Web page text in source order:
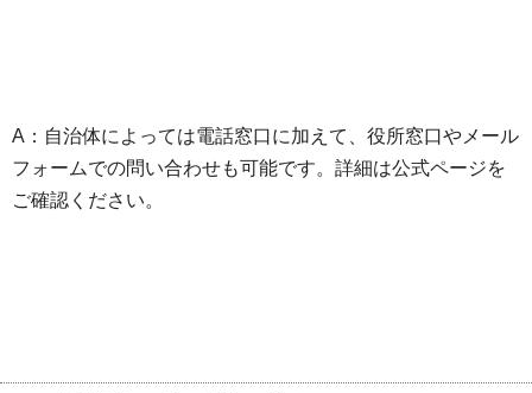
A：自治体によっては電話窓口に加えて、役所窓口やメール
フォームでの問い合わせも可能です。詳細は公式ページを
ご確認ください。